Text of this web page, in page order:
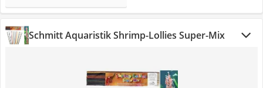
Schmitt Aquaristik Shrimp-Lollies Super-Mix